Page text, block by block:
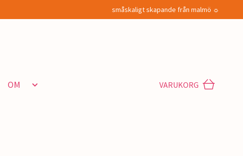
småskaligt skapande från malmö ☼
OM VARUKORG